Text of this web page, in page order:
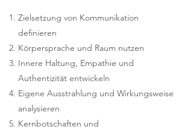
Zielsetzung von Kommunikation
definieren
Körpersprache und Raum nutzen
Innere Haltung, Empathie und
Authentizität entwickeln
Eigene Ausstrahlung und Wirkungsweise
analysieren
Kernbotschaften und